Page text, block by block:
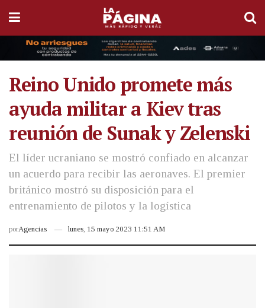
Reino Unido promete más
ayuda militar a Kiev tras
reunión de Sunak y Zelenski
El líder ucraniano se mostró confiado en alcanzar
un acuerdo para recibir las aeronaves. El premier
británico mostró su disposición para el
entrenamiento de pilotos y la logística
porAgencias lunes, 15 mayo 2023 11:51 AM